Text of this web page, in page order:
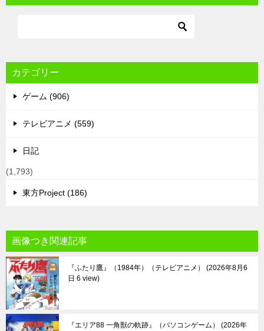
カテゴリー
ゲーム (906)
テレビアニメ (559)
日記
(1,793)
東方Project (186)
画像つき関連記事
『ふたり鷹』（1984年）（テレビアニメ）
2026年8月6
日 6 view
『エリア88 一角獣の軌跡』（パソコンゲーム）
2026年